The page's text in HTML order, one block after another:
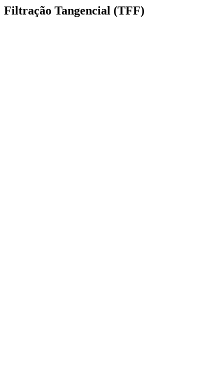
Filtração Tangencial (TFF)